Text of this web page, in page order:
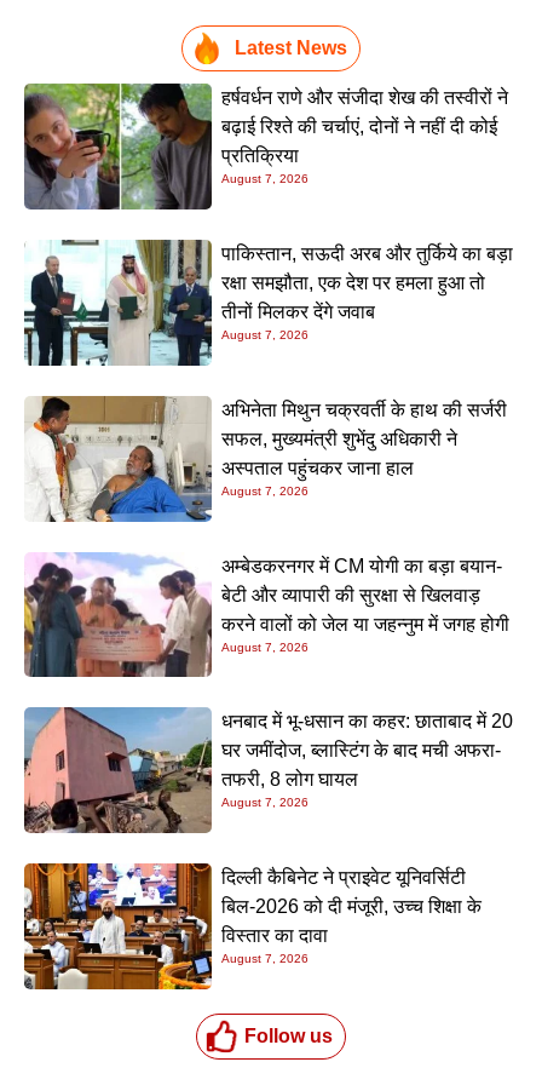
Latest News
हर्षवर्धन राणे और संजीदा शेख की तस्वीरों ने
बढ़ाई रिश्ते की चर्चाएं, दोनों ने नहीं दी कोई
प्रतिक्रिया
August 7, 2026
पाकिस्तान, सऊदी अरब और तुर्किये का बड़ा
रक्षा समझौता, एक देश पर हमला हुआ तो
तीनों मिलकर देंगे जवाब
August 7, 2026
अभिनेता मिथुन चक्रवर्ती के हाथ की सर्जरी
सफल, मुख्यमंत्री शुभेंदु अधिकारी ने
अस्पताल पहुंचकर जाना हाल
August 7, 2026
अम्बेडकरनगर में CM योगी का बड़ा बयान-
बेटी और व्यापारी की सुरक्षा से खिलवाड़
करने वालों को जेल या जहन्नुम में जगह होगी
August 7, 2026
धनबाद में भू-धसान का कहर: छाताबाद में 20
घर जमींदोज, ब्लास्टिंग के बाद मची अफरा-
तफरी, 8 लोग घायल
August 7, 2026
दिल्ली कैबिनेट ने प्राइवेट यूनिवर्सिटी
बिल-2026 को दी मंजूरी, उच्च शिक्षा के
विस्तार का दावा
August 7, 2026
Follow us